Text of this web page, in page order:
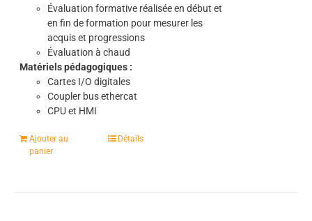
Évaluation formative réalisée en début et
en fin de formation pour mesurer les
acquis et progressions
Évaluation à chaud
Matériels pédagogiques :
Cartes I/O digitales
Coupler bus ethercat
CPU et HMI
Ajouter au
panier
Détails